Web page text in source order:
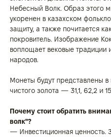
Небесный Волк. Образ этого
укоренен в казахском
защиту, а также почитается
покровитель. Изображение
воплощает вековые
народов.
Монеты будут представлены в
чистого золота — 31,1, 62,2 и
Почему стоит обратить
волк"?
— Инвестиционная ценность.